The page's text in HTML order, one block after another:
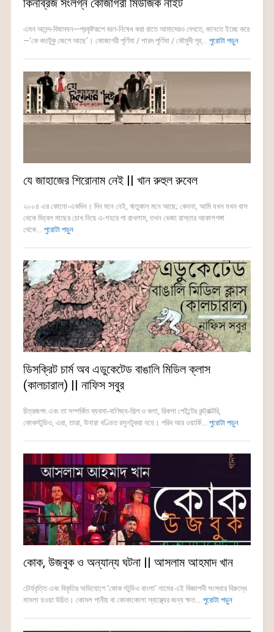
কিনব্রিজ সংলগ্ন কোজাগরী মিউজিক নাইট
এমন আনন্দ-বিষাদঘন—প্রকৃষ্টরূপে বরণ-নিষেধ করা রাতে আমাদেরও দেখতে, জানতে ইচ্ছে করে
—‘কে কতটুকু জেগে আছে’। কোজাগরী পূর্ণিমা / শারদ পূর্ণিমা / কৌমুদী পূর্... পুরোটা পড়ুন
যে জাহাজের শিরোনাম নেই || খান রুহুল রুবেল
২০০৪ এর কোনো-একদিন। দিন মনে নেই, ঋতুকাল মনে আছে; কেননা, আমি যখন যখন বাস
থেকে বিহ্বল মাছের চোখ নিয়ে এ-শহরে পা রাখলাম, তখন ভেজা রাস্তার আকাশগঙ্গা
থেকে... পুরোটা পড়ুন
ডিসক্রিট চার্ম অব এডুকেটেড বাঙালি মিডিল ক্লাস
(কালচারাল) || নাফিস সবুর
চিত্রজগৎ এবং তা সম্পর্কিত ব্যবসা-বাণিজ্য-শিল্প ও কলা, রিকশা পেইন্টের কন্ট্রাক্টরি,
কোকস্টুডিও, এরা, তারা, উনারা খণ্ডিত রসুনটুকরা নহে। গরিব আর ওয়ার্কি... পুরোটা পড়ুন
কোক, উজবুক ও অন্যান্য ঘটনা || আসলাম আহমাদ খান
চৌর্যবৃত্তি এবং বিকৃতির অভিযোগে ‘কোক স্টুডিও বাংলা’ নামের এই বিজ্ঞাপনী সংস্থার বিরুদ্ধে
মামলা হওয়া উচিত। কোমল পানীয় বা কোকাকোলা স্বাস্থ্যের জন্য ক্ষত... পুরোটা পড়ুন